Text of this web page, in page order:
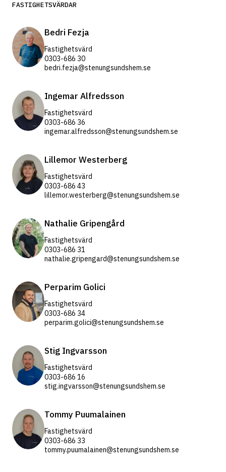
FASTIGHETSVÄRDAR
Bedri Fezja
Fastighetsvärd
0303-686 30
bedri.fezja@stenungsundshem.se
Ingemar Alfredsson
Fastighetsvärd
0303-686 36
ingemar.alfredsson@stenungsundshem.se
Lillemor Westerberg
Fastighetsvärd
0303-686 43
lillemor.westerberg@stenungsundshem.se
Nathalie Gripengård
Fastighetsvärd
0303-686 31
nathalie.gripengard@stenungsundshem.se
Perparim Golici
Fastighetsvärd
0303-686 34
perparim.golici@stenungsundshem.se
Stig Ingvarsson
Fastighetsvärd
0303-686 16
stig.ingvarsson@stenungsundshem.se
Tommy Puumalainen
Fastighetsvärd
0303-686 33
tommy.puumalainen@stenungsundshem.se